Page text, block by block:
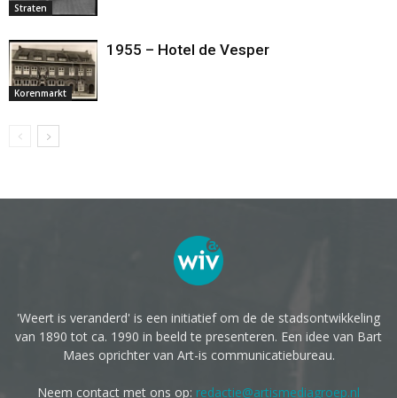
Straten
Korenmarkt
1955 – Hotel de Vesper
'Weert is veranderd' is een initiatief om de de stadsontwikkeling
van 1890 tot ca. 1990 in beeld te presenteren. Een idee van Bart
Maes oprichter van Art-is communicatiebureau.
Neem contact met ons op: redactie@artismediagroep.nl